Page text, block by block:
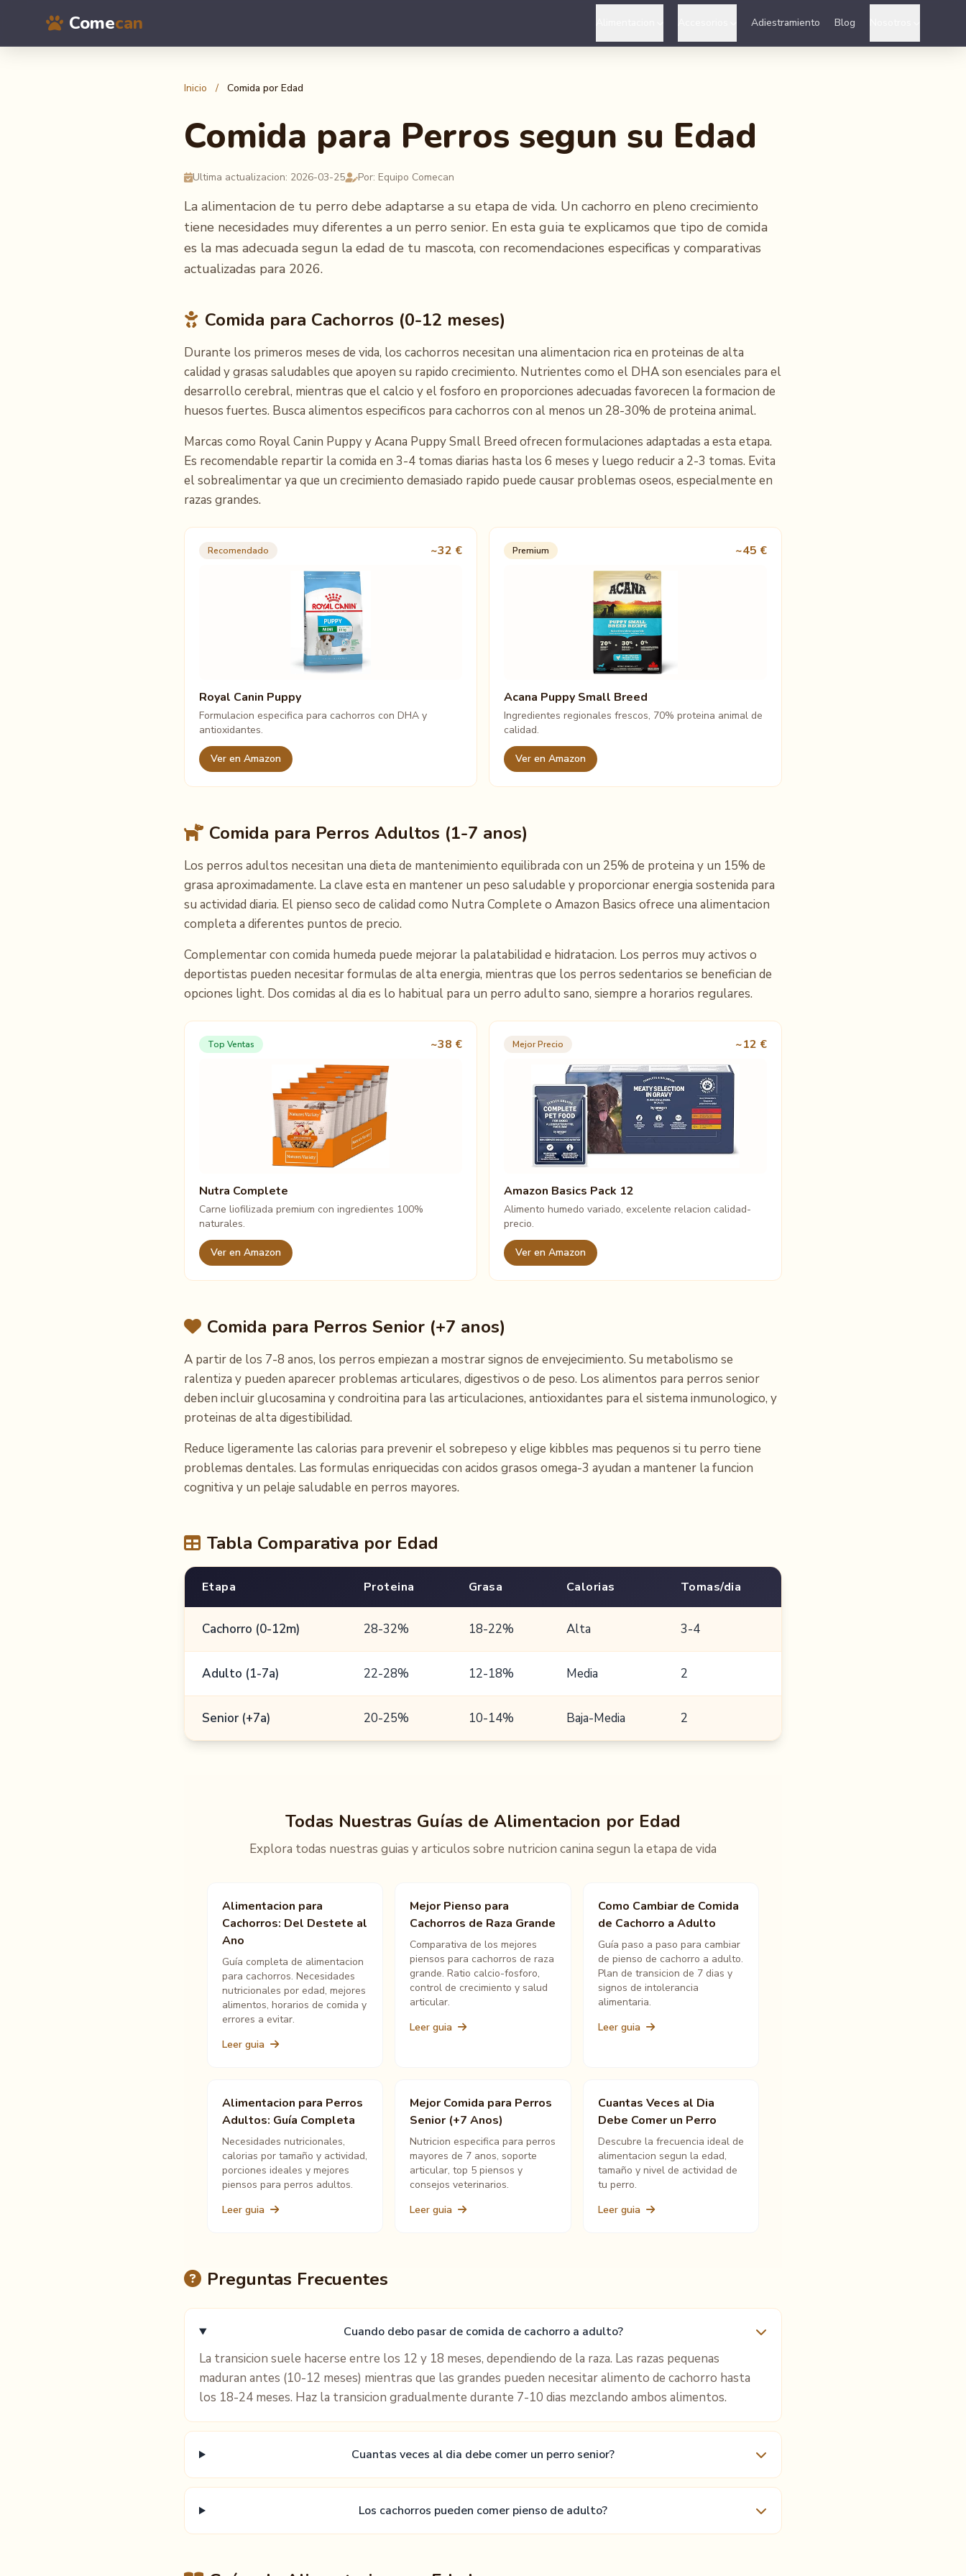
Comecan Adiestramiento Blog
Inicio / Comida por Edad
Comida para Perros segun su Edad
Ultima actualizacion: 2026-03-25 Por: Equipo Comecan
La alimentacion de tu perro debe adaptarse a su etapa de vida. Un cachorro en pleno crecimiento
tiene necesidades muy diferentes a un perro senior. En esta guia te explicamos que tipo de comida
es la mas adecuada segun la edad de tu mascota, con recomendaciones especificas y comparativas
actualizadas para 2026.
Comida para Cachorros (0-12 meses)
Durante los primeros meses de vida, los cachorros necesitan una alimentacion rica en proteinas de alta
calidad y grasas saludables que apoyen su rapido crecimiento. Nutrientes como el DHA son esenciales para el
desarrollo cerebral, mientras que el calcio y el fosforo en proporciones adecuadas favorecen la formacion de
huesos fuertes. Busca alimentos especificos para cachorros con al menos un 28-30% de proteina animal.
Marcas como Royal Canin Puppy y Acana Puppy Small Breed ofrecen formulaciones adaptadas a esta etapa.
Es recomendable repartir la comida en 3-4 tomas diarias hasta los 6 meses y luego reducir a 2-3 tomas. Evita
el sobrealimentar ya que un crecimiento demasiado rapido puede causar problemas oseos, especialmente en
razas grandes.
Recomendado ~32 €
Royal Canin Puppy
Formulacion especifica para cachorros con DHA y
antioxidantes.
Ver en Amazon
Premium ~45 €
Acana Puppy Small Breed
Ingredientes regionales frescos, 70% proteina animal de
calidad.
Ver en Amazon
Comida para Perros Adultos (1-7 anos)
Los perros adultos necesitan una dieta de mantenimiento equilibrada con un 25% de proteina y un 15% de
grasa aproximadamente. La clave esta en mantener un peso saludable y proporcionar energia sostenida para
su actividad diaria. El pienso seco de calidad como Nutra Complete o Amazon Basics ofrece una alimentacion
completa a diferentes puntos de precio.
Complementar con comida humeda puede mejorar la palatabilidad e hidratacion. Los perros muy activos o
deportistas pueden necesitar formulas de alta energia, mientras que los perros sedentarios se benefician de
opciones light. Dos comidas al dia es lo habitual para un perro adulto sano, siempre a horarios regulares.
Top Ventas ~38 €
Nutra Complete
Carne liofilizada premium con ingredientes 100%
naturales.
Ver en Amazon
Mejor Precio ~12 €
Amazon Basics Pack 12
Alimento humedo variado, excelente relacion calidad-
precio.
Ver en Amazon
Comida para Perros Senior (+7 anos)
A partir de los 7-8 anos, los perros empiezan a mostrar signos de envejecimiento. Su metabolismo se
ralentiza y pueden aparecer problemas articulares, digestivos o de peso. Los alimentos para perros senior
deben incluir glucosamina y condroitina para las articulaciones, antioxidantes para el sistema inmunologico, y
proteinas de alta digestibilidad.
Reduce ligeramente las calorias para prevenir el sobrepeso y elige kibbles mas pequenos si tu perro tiene
problemas dentales. Las formulas enriquecidas con acidos grasos omega-3 ayudan a mantener la funcion
cognitiva y un pelaje saludable en perros mayores.
Tabla Comparativa por Edad
Etapa Proteina Grasa Calorias Tomas/dia
Cachorro (0-12m) 28-32% 18-22% Alta 3-4
Adulto (1-7a) 22-28% 12-18% Media 2
Senior (+7a) 20-25% 10-14% Baja-Media 2
Todas Nuestras Guías de Alimentacion por Edad
Explora todas nuestras guias y articulos sobre nutricion canina segun la etapa de vida
Alimentacion para
Cachorros: Del Destete al
Ano
Guía completa de alimentacion
para cachorros. Necesidades
nutricionales por edad, mejores
alimentos, horarios de comida y
errores a evitar.
Leer guia
Mejor Pienso para
Cachorros de Raza Grande
Comparativa de los mejores
piensos para cachorros de raza
grande. Ratio calcio-fosforo,
control de crecimiento y salud
articular.
Leer guia
Como Cambiar de Comida
de Cachorro a Adulto
Guía paso a paso para cambiar
de pienso de cachorro a adulto.
Plan de transicion de 7 dias y
signos de intolerancia
alimentaria.
Leer guia
Alimentacion para Perros
Adultos: Guía Completa
Necesidades nutricionales,
calorias por tamaño y actividad,
porciones ideales y mejores
piensos para perros adultos.
Leer guia
Mejor Comida para Perros
Senior (+7 Anos)
Nutricion especifica para perros
mayores de 7 anos, soporte
articular, top 5 piensos y
consejos veterinarios.
Leer guia
Cuantas Veces al Dia
Debe Comer un Perro
Descubre la frecuencia ideal de
alimentacion segun la edad,
tamaño y nivel de actividad de
tu perro.
Leer guia
Preguntas Frecuentes
Cuando debo pasar de comida de cachorro a adulto?
La transicion suele hacerse entre los 12 y 18 meses, dependiendo de la raza. Las razas pequenas
maduran antes (10-12 meses) mientras que las grandes pueden necesitar alimento de cachorro hasta
los 18-24 meses. Haz la transicion gradualmente durante 7-10 dias mezclando ambos alimentos.
Cuantas veces al dia debe comer un perro senior?
Los cachorros pueden comer pienso de adulto?